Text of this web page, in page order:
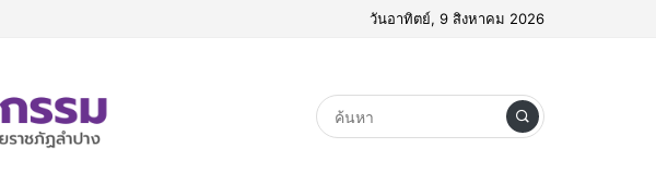
วันอาทิตย์, 9 สิงหาคม 2026